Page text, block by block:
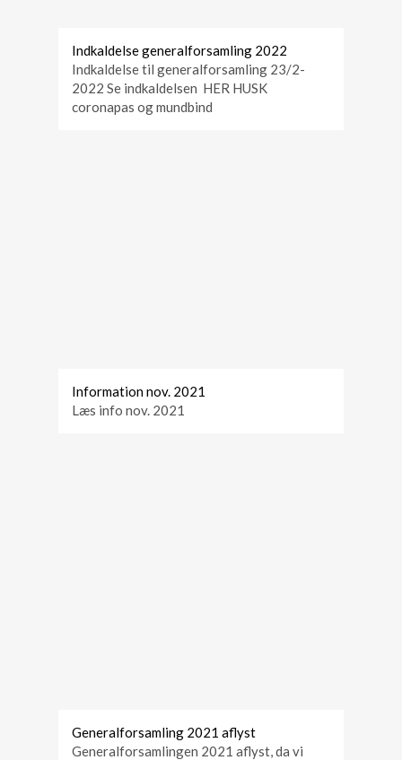
Indkaldelse generalforsamling 2022
Indkaldelse til generalforsamling 23/2-
2022 Se indkaldelsen HER HUSK
coronapas og mundbind
Information nov. 2021
Læs info nov. 2021
Generalforsamling 2021 aflyst
Generalforsamlingen 2021 aflyst, da vi